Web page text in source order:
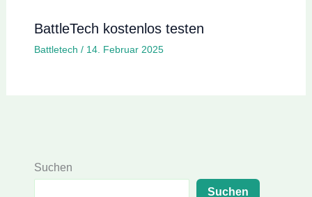
BattleTech kostenlos testen
Battletech / 14. Februar 2025
Suchen
Suchen